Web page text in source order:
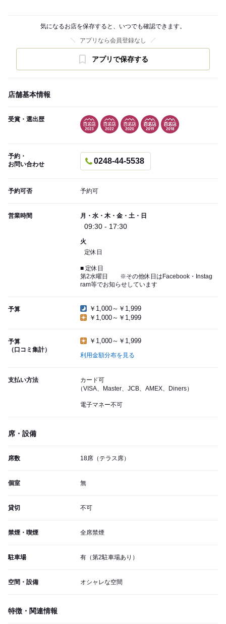
気になるお店を保存すると、いつでも確認できます。
アプリなら会員登録なし
アプリで保存する
店舗基本情報
受賞・選出歴
予約・
お問い合わせ
0248-44-5538
予約可否 予約可
営業時間 月・水・木・金・土・日
09:30 - 17:30
火
定休日
■ 定休日
第2水曜日 ※その他休日はFacebook・Instag
ram等でお知らせしています
予算
￥1,000～￥1,999
￥1,000～￥1,999
予算
（口コミ集計）
￥1,000～￥1,999
利用金額分布を見る
支払い方法
カード可
（VISA、Master、JCB、AMEX、Diners）
電子マネー不可
席・設備
席数 18席（テラス席）
個室 無
貸切 不可
禁煙・喫煙 全席禁煙
駐車場 有（第2駐車場あり）
空間・設備 オシャレな空間
特徴・関連情報